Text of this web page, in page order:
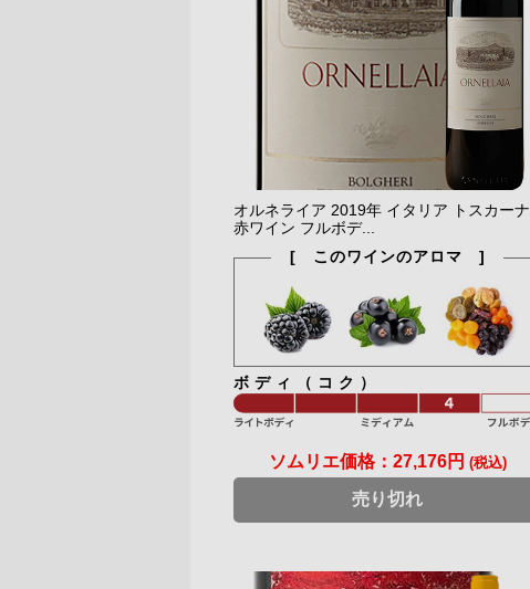
オルネライア 2019年 イタリア トスカーナ
赤ワイン フルボデ...
[ このワインのアロマ ]
ボディ（コク）
ソムリエ価格： 27,176円 (税込)
売り切れ